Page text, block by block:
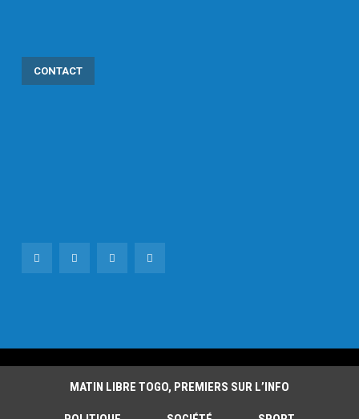
CONTACT
MATIN LIBRE TOGO, PREMIERS SUR L’INFO